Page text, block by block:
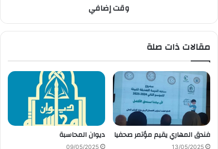
وقت إضافي
مقالات ذات صلة
فندق المهاري يقيم مؤتمر صحفيا
13/05/2025
ديوان المحاسبة
09/05/2025